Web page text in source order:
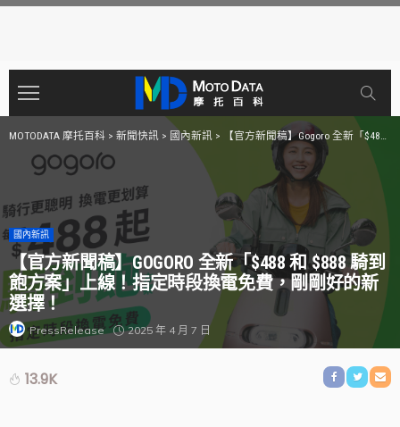
MOTODATA 摩托百科 > 新聞快訊 > 國內新訊 > 【官方新聞稿】Gogoro 全新「$488 和 $888 騎到飽方案」上線！指定時段換電免費，剛剛好的新選擇！
國內新訊
【官方新聞稿】GOGORO 全新「$488 和 $888 騎到
飽方案」上線！指定時段換電免費，剛剛好的新
選擇！
PressRelease 2025 年 4 月 7 日
13.9K